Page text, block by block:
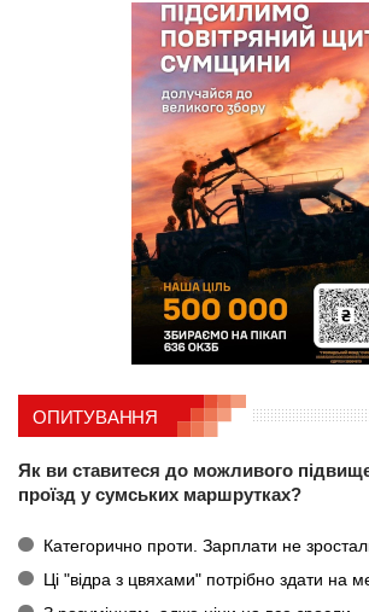
ОПИТУВАННЯ
Як ви ставитеся до можливого
проїзд у сумських маршрутках?
Категорично проти. Зарплати не
Ці "відра з цвяхами" потрібно здати на